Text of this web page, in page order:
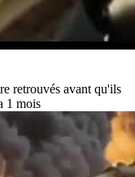
retrouvés avant qu'ils
1 mois